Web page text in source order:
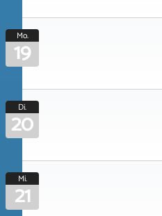
Mo.
19
Di.
20
Mi.
21